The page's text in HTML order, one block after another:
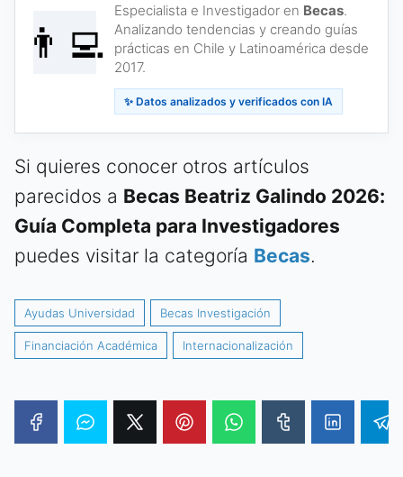
👨‍💻
Especialista e Investigador en Becas.
Analizando tendencias y creando guías
prácticas en Chile y Latinoamérica desde
2017.
✨ Datos analizados y verificados con IA
Si quieres conocer otros artículos
parecidos a Becas Beatriz Galindo 2026:
Guía Completa para Investigadores
puedes visitar la categoría Becas.
Ayudas Universidad Becas Investigación
Financiación Académica Internacionalización